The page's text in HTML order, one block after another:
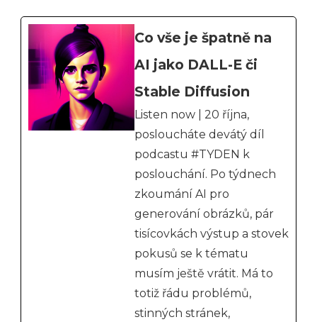
Co vše je špatně na
AI jako DALL-E či
Stable Diffusion
Listen now | 20 října,
posloucháte devátý díl
podcastu #TYDEN k
poslouchání. Po týdnech
zkoumání AI pro
generování obrázků, pár
tisícovkách výstup a stovek
pokusů se k tématu
musím ještě vrátit. Má to
totiž řádu problémů,
stinných stránek,